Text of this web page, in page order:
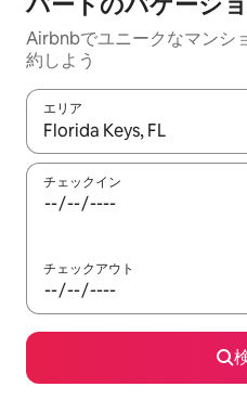
Airbnbでユニークなマンシ
約しよう
エリア
検索結果が表示されたら、
チェックイン
チェックアウト